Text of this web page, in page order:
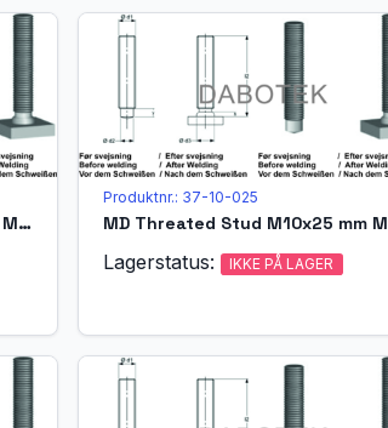
MD Threated Stud M10x20 mm Matr. A4-70 acc. EN ISO 13918 (MPF)
Produktnr.: 37-10-025
Lagerstatus: IKKE PÅ LAGER